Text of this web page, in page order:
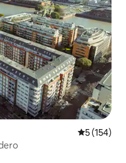
5 (154)